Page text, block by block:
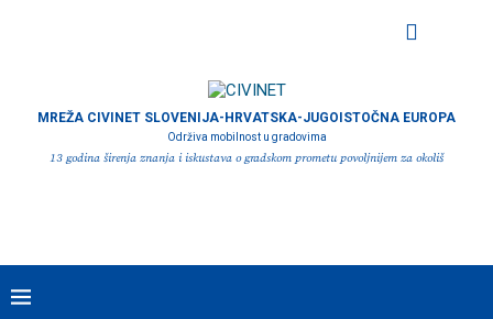
MREŽA CIVINET SLOVENIJA-HRVATSKA-JUGOISTOČNA EUROPA
Održiva mobilnost u gradovima
13 godina širenja znanja i iskustava o gradskom prometu povoljnijem za okoliš